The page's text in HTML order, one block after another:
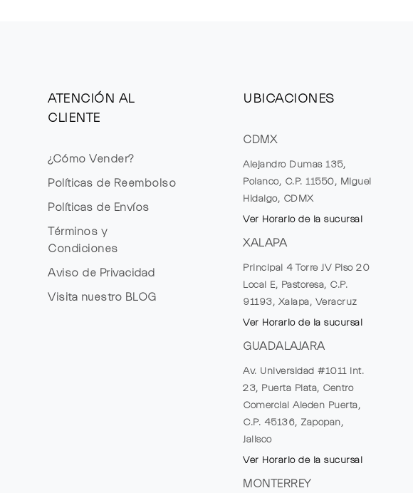
ATENCIÓN AL
CLIENTE
¿Cómo Vender?
Políticas de Reembolso
Políticas de Envíos
Términos y
Condiciones
Aviso de Privacidad
Visita nuestro BLOG
UBICACIONES
CDMX
Alejandro Dumas 135,
Polanco, C.P. 11550, Miguel
Hidalgo, CDMX
Ver Horario de la sucursal
XALAPA
Principal 4 Torre JV Piso 20
Local E, Pastoresa, C.P.
91193, Xalapa, Veracruz
Ver Horario de la sucursal
GUADALAJARA
Av. Universidad #1011 Int.
23, Puerta Plata, Centro
Comercial Aleden Puerta,
C.P. 45136, Zapopan,
Jalisco
Ver Horario de la sucursal
MONTERREY